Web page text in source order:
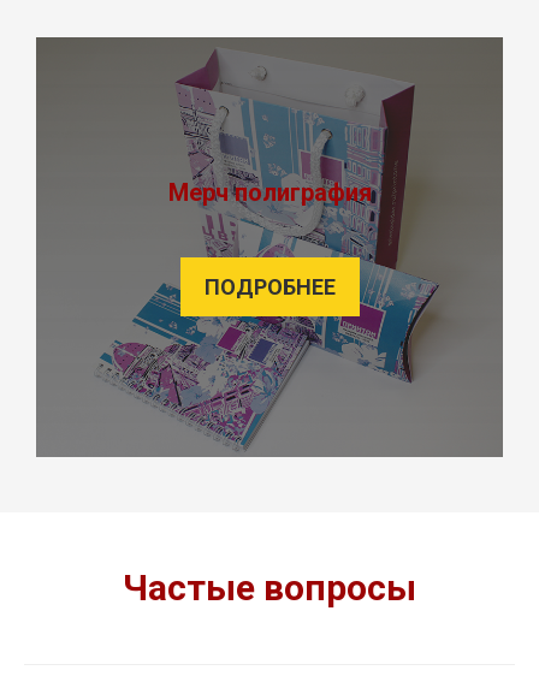
Мерч полиграфия
ПОДРОБНЕЕ
Частые вопросы